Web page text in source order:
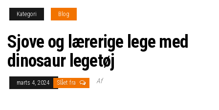
Kategori Blog
Sjove og lærerige lege med
dinosaur legetøj
marts 4, 2024 Slået fra Af